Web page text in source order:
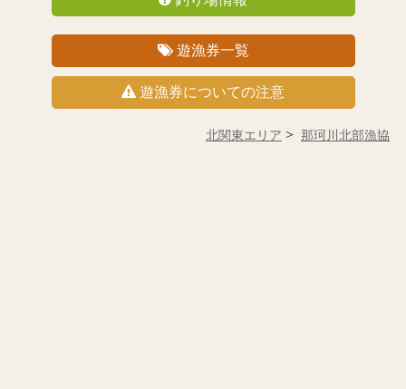
遊漁券一覧
遊漁券についての注意
北関東エリア 那珂川北部漁協